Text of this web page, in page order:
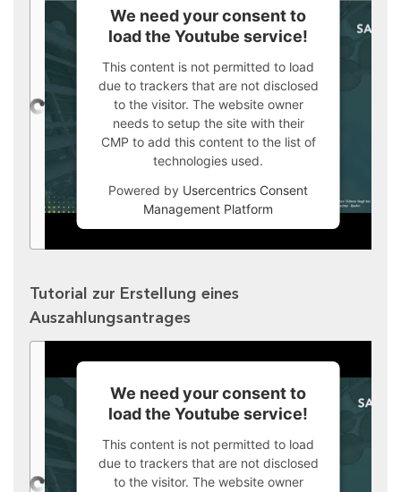
We need your consent to
load the Youtube service!
This content is not permitted to load
due to trackers that are not disclosed
to the visitor. The website owner
needs to setup the site with their
CMP to add this content to the list of
technologies used.
Powered by Usercentrics Consent
Management Platform
Tutorial zur Erstellung eines
Auszahlungsantrages
We need your consent to
load the Youtube service!
This content is not permitted to load
due to trackers that are not disclosed
to the visitor. The website owner